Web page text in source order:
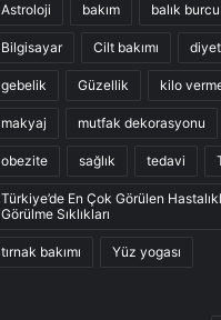
Astroloji bakım balık burcu
Bilgisayar Cilt bakımı diyet
gebelik Güzellik kilo
makyaj mutfak dekorasyonu
obezite sağlık tedavi
Türkiye’de En Çok Görülen
Görülme Sıklıkları
tırnak bakımı Yüz yogası